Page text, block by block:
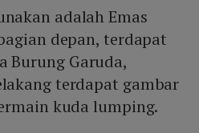
adalah Emas
depan, terdapat
Burung Garuda,
terdapat gambar
kuda lumping.